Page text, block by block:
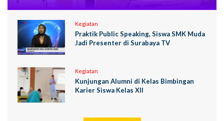
Kegiatan
Praktik Public Speaking, Siswa SMK Muda
Jadi Presenter di Surabaya TV
Kegiatan
Kunjungan Alumni di Kelas Bimbingan
Karier Siswa Kelas XII